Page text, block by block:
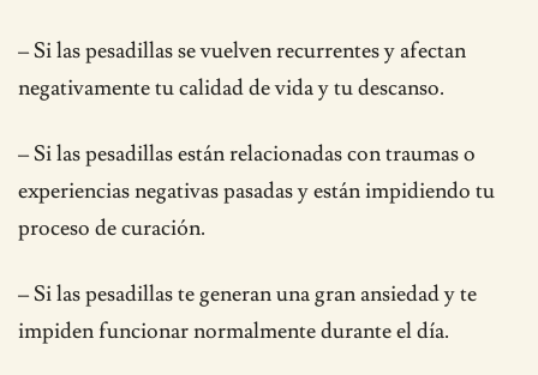
– Si las pesadillas se vuelven recurrentes y afectan
negativamente tu calidad de vida y tu descanso.
– Si las pesadillas están relacionadas con traumas o
experiencias negativas pasadas y están impidiendo tu
proceso de curación.
– Si las pesadillas te generan una gran ansiedad y te
impiden funcionar normalmente durante el día.